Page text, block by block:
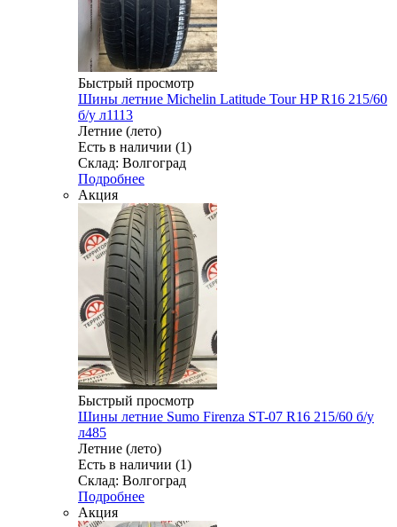
Быстрый просмотр
Шины летние Michelin Latitude Tour HP R16 215/60
б/у л1113
Летние (лето)
Есть в наличии (1)
Склад: Волгоград
Подробнее
Акция
Быстрый просмотр
Шины летние Sumo Firenza ST-07 R16 215/60 б/у
л485
Летние (лето)
Есть в наличии (1)
Склад: Волгоград
Подробнее
Акция